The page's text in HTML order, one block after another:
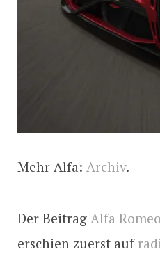
Mehr Alfa: Archiv.
Der Beitrag Alfa
erschien zuerst auf